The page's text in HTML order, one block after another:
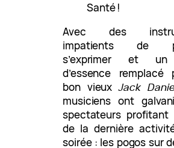
Santé !
Avec des
impatients de
s’exprimer et
d’essence remplacé
bon vieuxJack
musiciens ont
spectateurs profitant
de la dernière
soirée : les pogos sur